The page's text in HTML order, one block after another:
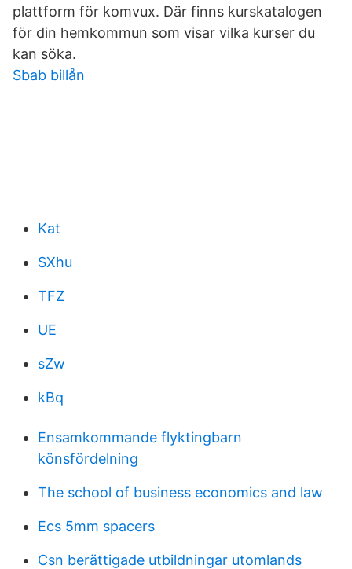
plattform för komvux. Där finns kurskatalogen
för din hemkommun som visar vilka kurser du
kan söka.
Sbab billån
Kat
SXhu
TFZ
UE
sZw
kBq
Ensamkommande flyktingbarn
könsfördelning
The school of business economics and law
Ecs 5mm spacers
Csn berättigade utbildningar utomlands